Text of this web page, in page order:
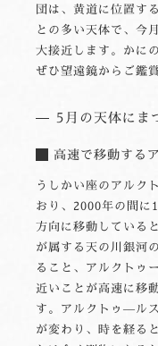
団は、黄道に位置す
との多い天体で、今
大接近します。かに
ぜひ望遠鏡からご鑑
5月の天体にま
高速で移動する
うしかい座のアルク
おり、2000年の間に
方向に移動している
が属する天の川銀河
ること、アルクトゥ
近いことが高速に移
す。アルクトゥ―ル
が変わり、時を経る